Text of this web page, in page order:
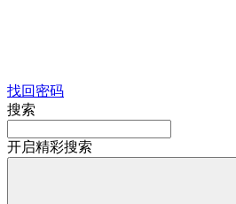
找回密码
搜索
开启精彩搜索